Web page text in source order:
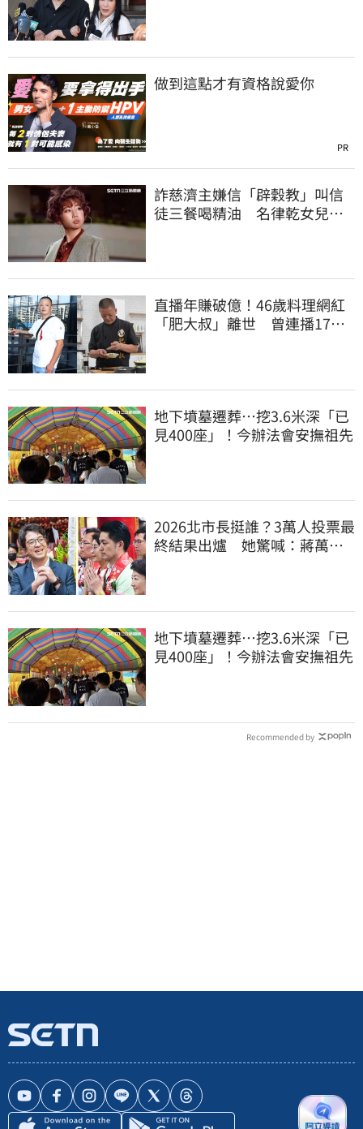
做到這點才有資格說愛你
PR
詐慈濟主嫌信「辟穀教」叫信
徒三餐喝精油 名律乾女兒卻
直播年賺破億！46歲料理網紅
「肥大叔」離世 曾連播17小
地下墳墓遷葬…挖3.6米深「已
見400座」！今辦法會安撫祖先
2026北市長挺誰？3萬人投票最
終結果出爐 她驚喊：蔣萬安
地下墳墓遷葬…挖3.6米深「已
見400座」！今辦法會安撫祖先
Recommended by